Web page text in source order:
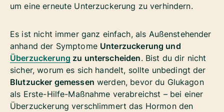
um eine erneute Unterzuckerung zu verhindern.
Es ist nicht immer ganz einfach, als Außenstehender
anhand der Symptome Unterzuckerung und
Überzuckerung zu unterscheiden. Bist du dir nicht
sicher, worum es sich handelt, sollte unbedingt der
Blutzucker gemessen werden, bevor du Glukagon
als Erste-Hilfe-Maßnahme verabreichst – bei einer
Überzuckerung verschlimmert das Hormon den